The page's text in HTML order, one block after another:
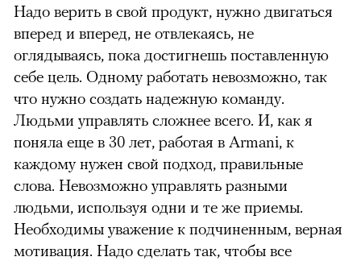
Надо верить в свой продукт, нужно двигаться
вперед и вперед, не отвлекаясь, не
оглядываясь, пока достигнешь поставленную
себе цель. Одному работать невозможно, так
что нужно создать надежную команду.
Людьми управлять сложнее всего. И, как я
поняла еще в 30 лет, работая в Armani, к
каждому нужен свой подход, правильные
слова. Невозможно управлять разными
людьми, используя одни и те же приемы.
Необходимы уважение к подчиненным, верная
мотивация. Надо сделать так, чтобы все